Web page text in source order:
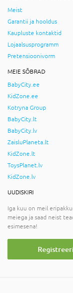
Meist
Garantii ja hooldus
Kaupluste kontaktid
Lojaalsusprogramm
Pretensioonivorm
MEIE SÕBRAD
BabyCity.ee
KidZone.ee
Kotryna Group
BabyCity.lt
BabyCity.lv
ZaisluPlaneta.lt
KidZone.lt
ToysPlanet.lv
KidZone.lv
UUDISKIRI
Iga kuu on meil
meiega ja saad neist
esimesena!
Registreeri